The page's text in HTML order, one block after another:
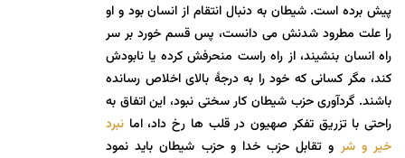
پیش برده است. شیطان به دنبال انتقام از انسان بود و او
را علت مطرود شدنش می دانست، پس قسم خورد بر سر
راه انسان بنشیند، از راه راست منحرفش کرده یا نابودش
کند، مگر کسانی که خود را به درجۀ بالای اخلاص رسانده
باشند. گردآوری حزب شیطان کار سختی نبود، این اتفاق به
راحتی با تزریق تفکر صهیون در قلب ها رخ داد، اما نبرد
خیر و شر و تقابل حزب خدا و حزب شیطان باید نمود